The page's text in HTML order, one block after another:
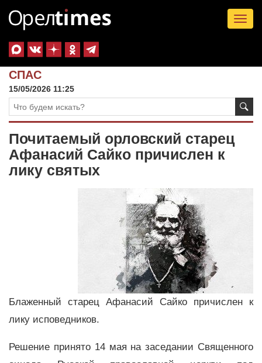
СПАС
15/05/2026 11:25
Почитаемый орловский старец
Афанасий Сайко причислен к
лику святых
Блаженный старец Афанасий Сайко причислен к
лику исповедников.
Решение принято 14 мая на заседании Священного